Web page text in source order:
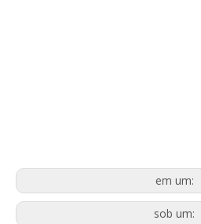
em um:
sob um: